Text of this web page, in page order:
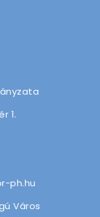
1.
ph.hu
Város